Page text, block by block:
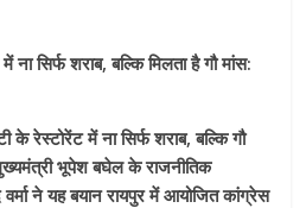
ना सिर्फ शराब, बल्कि मिलता है गौ मांस:
के रेस्टोरेंट में ना सिर्फ शराब, बल्कि गौ
भूपेश बघेल के राजनीतिक
वर्मा ने यह बयान रायपुर में आयोजित कांग्रेस